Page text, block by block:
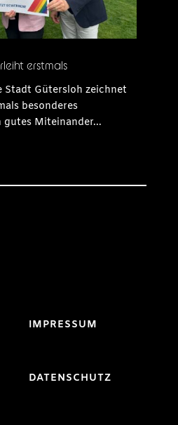
erstmals
Stadt Gütersloh zeichnet
besonderes
gutes Miteinander...
IMPRESSUM
DATENSCHUTZ